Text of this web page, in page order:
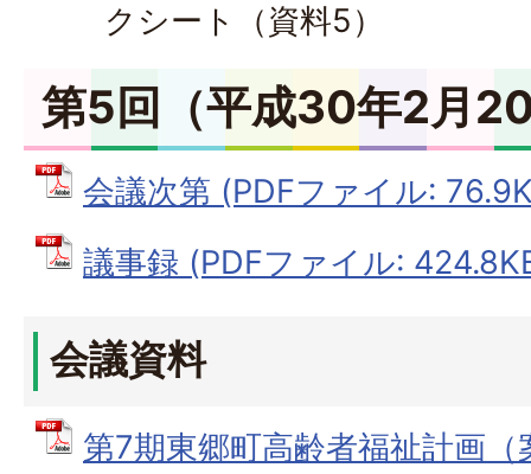
クシート（資料5）
第5回（平成30年2月
会議次第 (PDFファイル:
議事録 (PDFファイル:
会議資料
第7期東郷町高齢者福祉計画